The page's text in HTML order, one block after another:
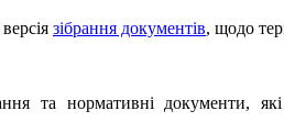
зібрання документів, щодо
та нормативні документи,